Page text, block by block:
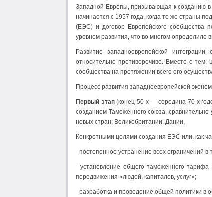
Западной Европы, призывающая к созданию в
начинается с 1957 года, когда те же страны
(ЕЭС) и договор Европейского сообщества
уровнем развития, что во многом определило
Развитие западноевропейской
относительно противоречиво. Вместе с тем,
сообщества на протяжении всего его
Процесс развития западноевропейской
Первый этап(конец 50-х — середина 70-х
созданием Таможенного союза,
новых стран: Великобритании, Дании,
Конкретными целями создания ЕЭС или, как
- постепенное устранение всех ограничений
- установление общего таможенного тарифа
передвижения «людей, капиталов, услуг»;
- разработка и проведение общей политики в